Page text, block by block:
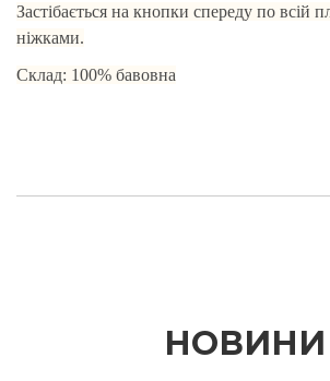
Застібається на кнопки спереду по всій
ніжками.
Склад: 100% бавовна
НОВИНИ